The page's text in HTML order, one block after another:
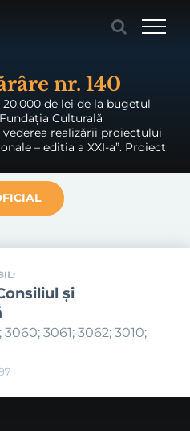
nr. 140
de lei de la bugetul
Culturală
realizării proiectului
– ediția a XXI-a”. Proiect
şi
3061; 3062; 3010;